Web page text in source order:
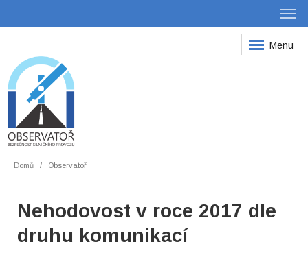
Menu
Domů Observatoř
Nehodovost v roce 2017 dle
druhu komunikací